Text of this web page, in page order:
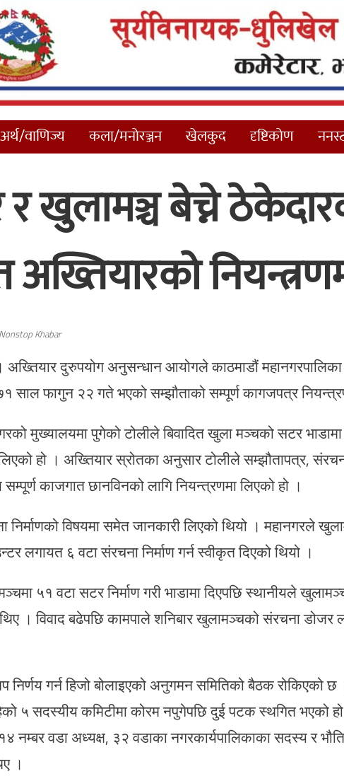
अर्थ/वाणिज्य कला/मनोरञ्जन खेलकुद दृष्टिकोण
खुलामञ्च बेच्ने
Nonstop Khabar
दुरुपयोग अनुसन्धान आयोगले काठमाडौं
साल फागुन २२ गते भएको सम्झौताको सम्पूर्ण कागजपत्र
मुख्यालयमा पुगेको टोलीले बिवादित खुला मञ्चको सटर भाडामा
हो । अख्तियार स्रोतका अनुसार टोलीले सम्झौतापत्र, संरचना
काजगात छानविनको लागि नियन्त्रणमा लिएको हो ।
निर्माणको विषयमा समेत जानकारी लिएको थियो । महानगरले
लगायत ६ वटा संरचना निर्माण गर्न स्वीकृत दिएको थियो ।
५१ वटा सटर निर्माण गरी भाडामा दिएपछि स्थानीयले
। विवाद बढेपछि कामपाले शनिबार खुलामञ्चको संरचना डोजर
निर्णय गर्न हिजो बोलाइएको अनुगमन समितिको बैठक रोकिएको छ
५ सदस्यीय कमिटीमा कोरम नपुगेपछि दुई पटक स्थगित भएको
वडा अध्यक्ष, ३२ वडाका नगरकार्यपालिकाका सदस्य र
।